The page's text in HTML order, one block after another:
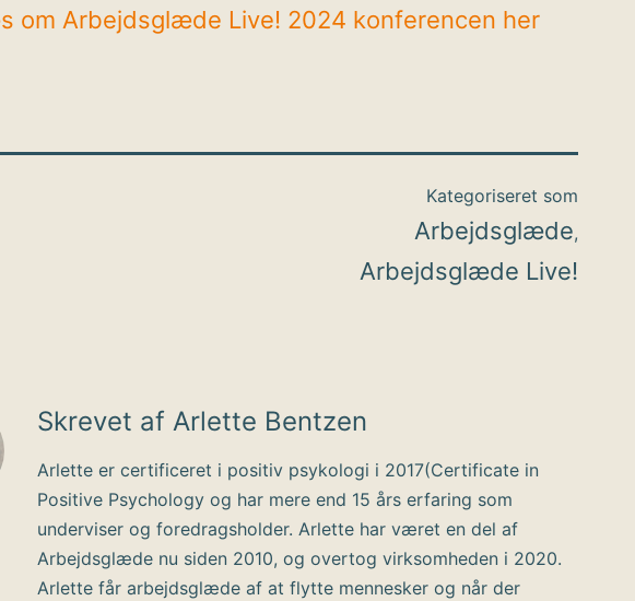
om Arbejdsglæde Live! 2024 konferencen her
Kategoriseret som
Arbejdsglæde,
Arbejdsglæde Live!
Skrevet af Arlette Bentzen
Arlette er certificeret i positiv psykologi i 2017(Certificate in
Positive Psychology og har mere end 15 års erfaring som
underviser og foredragsholder. Arlette har været en del af
Arbejdsglæde nu siden 2010, og overtog virksomheden i 2020.
Arlette får arbejdsglæde af at flytte mennesker og når der